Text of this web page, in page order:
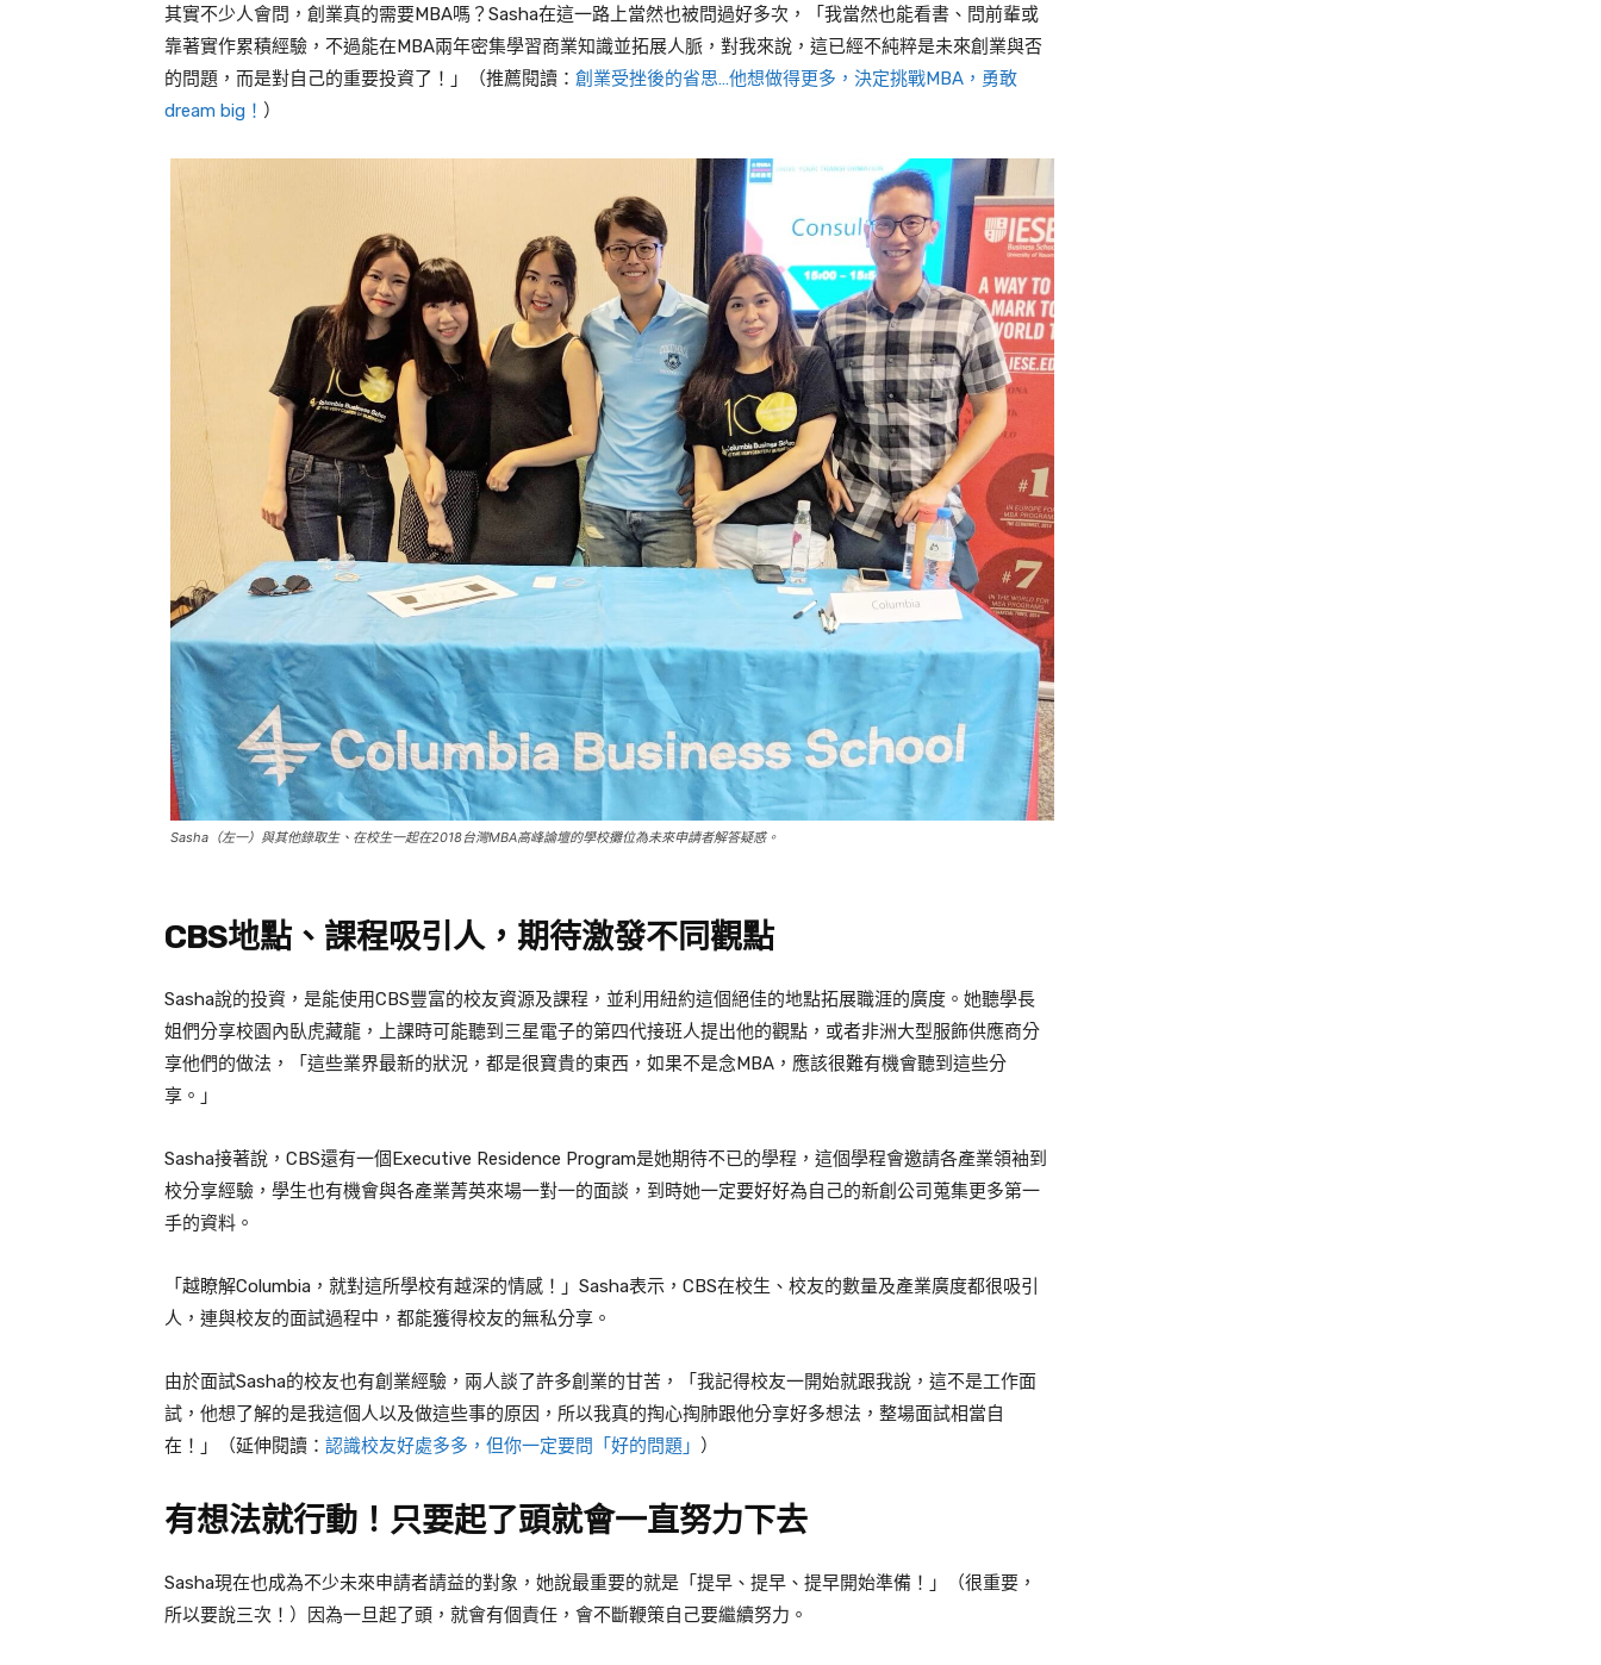
其實不少人會問，創業真的需要MBA嗎？ Sasha在這一路上當然也被問過好多次，「我當然也能看書、問前輩或
靠著實作累積經驗，不過能在MBA兩年密集學習商業知識並拓展人脈，對我來說，這已經不純粹是未來創業與否
的問題，而是對自己的重要投資了！」（推薦閱讀： 創業受挫後的省思…他想做得更多，決定挑戰MBA，勇敢
dream big！ ）
Sasha（左一）與其他錄取生、在校生一起在2018台灣MBA高峰論壇的學校攤位為未來申請者解答疑惑。
CBS地點、課程吸引人，期待激發不同觀點
Sasha說的投資，是能使用CBS豐富的校友資源及課程，並利用紐約這個絕佳的地點拓展職涯的廣度。她聽學長
姐們分享校園內臥虎藏龍，上課時可能聽到三星電子的第四代接班人提出他的觀點，或者非洲大型服飾供應商分
享他們的做法，「這些業界最新的狀況，都是很寶貴的東西，如果不是念MBA ，應該很難有機會聽到這些分
享。」
Sasha接著說， CBS還有一個Executive Residence Program是她期待不已的學程，這個學程會邀請各產業領袖到
校分享經驗，學生也有機會與各產業菁英來場一對一的面談，到時她一定要好好為自己的新創公司蒐集更多第一
手的資料。
「越瞭解Columbia ，就對這所學校有越深的情感！」 Sasha表示， CBS在校生、校友的數量及產業廣度都很吸引
人，連與校友的面試過程中，都能獲得校友的無私分享。
由於面試Sasha的校友也有創業經驗，兩人談了許多創業的甘苦，「我記得校友一開始就跟我說，這不是工作面
試，他想了解的是我這個人以及做這些事的原因，所以我真的掏心掏肺跟他分享好多想法，整場面試相當自
在！」（延伸閱讀： 認識校友好處多多，但你一定要問「好的問題」 ）
有想法就行動！只要起了頭就會一直努力下去
Sasha現在也成為不少未來申請者請益的對象，她說最重要的就是「提早、提早、提早開始準備！」（很重要，
所以要說三次！）因為一旦起了頭，就會有個責任，會不斷鞭策自己要繼續努力。